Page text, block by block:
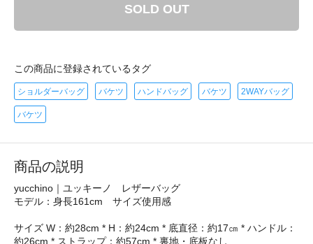
SOLD OUT
この商品に登録されているタグ
ショルダーバッグ バケツ ハンドバッグ バケツ 2WAYバッグ
バケツ
商品の説明
yucchino｜ユッキーノ レザーバッグ
モデル：身長161cm サイズ使用感
サイズ W：約28cm * H：約24cm * 底直径：約17㎝ * ハンドル：
約26cm * ストラップ：約57cm * 裏地・底板なし